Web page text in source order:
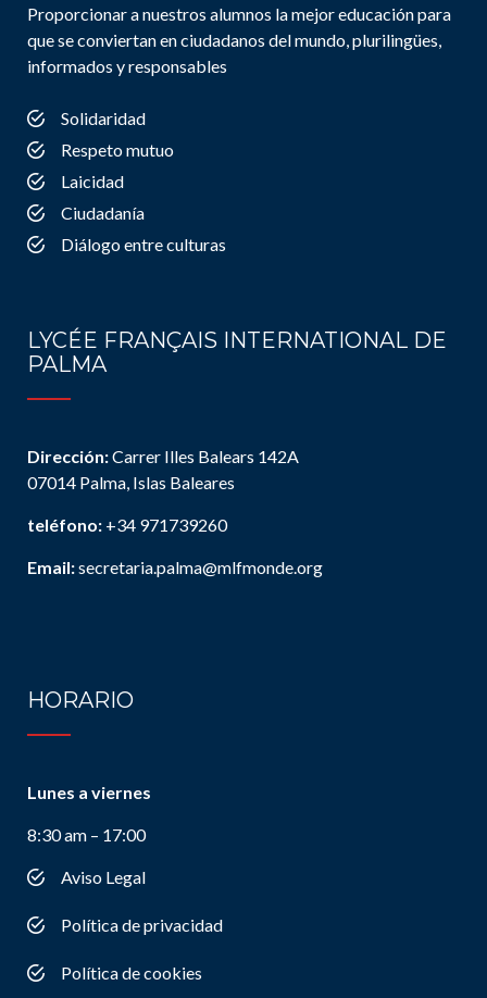
Proporcionar a nuestros alumnos la mejor educación para
que se conviertan en ciudadanos del mundo, plurilingües,
informados y responsables
Solidaridad
Respeto mutuo
Laicidad
Ciudadanía
Diálogo entre culturas
LYCÉE FRANÇAIS INTERNATIONAL DE
PALMA
Dirección:Carrer Illes Balears 142A
07014 Palma, Islas Baleares
teléfono: +34 971739260
Email:secretaria.palma@mlfmonde.org
HORARIO
Lunes a viernes
8:30 am – 17:00
Aviso Legal
Política de privacidad
Política de cookies